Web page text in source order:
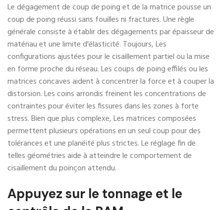
Le dégagement de coup de poing et de la matrice pousse un
coup de poing réussi sans fouilles ni fractures. Une règle
générale consiste à établir des dégagements par épaisseur de
matériau et une limite d'élasticité. Toujours, Les
configurations ajustées pour le cisaillement partiel ou la mise
en forme proche du réseau. Les coups de poing effilés ou les
matrices concaves aident à concentrer la force et à couper la
distorsion. Les coins arrondis freinent les concentrations de
contraintes pour éviter les fissures dans les zones à forte
stress. Bien que plus complexe, Les matrices composées
permettent plusieurs opérations en un seul coup pour des
tolérances et une planéité plus strictes. Le réglage fin de
telles géométries aide à atteindre le comportement de
cisaillement du poinçon attendu.
Appuyez sur le tonnage et le